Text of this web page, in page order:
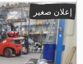
إعلان صغير